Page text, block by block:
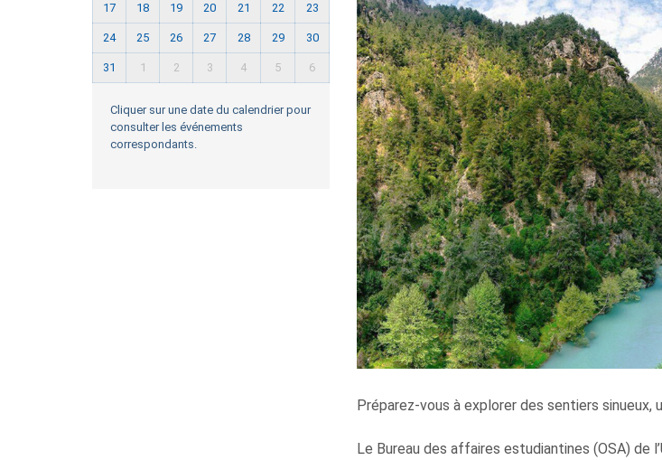
17 18 19 20 21 22 23
24 25 26 27 28 29 30
31 1 2 3 4 5 6
Cliquer sur une date du calendrier pour
consulter les événements
correspondants.
Préparez-vous à explorer des sentiers
Le Bureau des affaires estudiantines (OSA) de